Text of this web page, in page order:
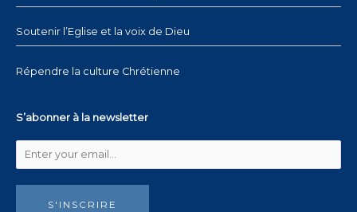
Soutenir l’Eglise et la voix de Dieu
Répendre la culture Chrétienne
S’abonner à la newsletter
S'INSCRIRE